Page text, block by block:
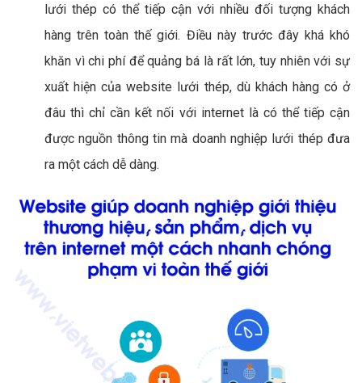
lưới thép có thể tiếp cận với nhiều đối tượng khách
hàng trên toàn thế giới. Điều này trước đây khá khó
khăn vì chi phí để quảng bá là rất lớn, tuy nhiên với sự
xuất hiện của website lưới thép, dù khách hàng có ở
đâu thì chỉ cần kết nối với internet là có thể tiếp cận
được nguồn thông tin mà doanh nghiệp lưới thép đưa
ra một cách dễ dàng.